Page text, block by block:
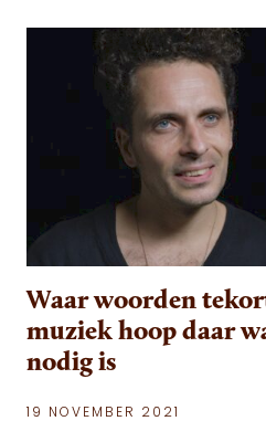
Waar woorden
muziek hoop daar
nodig is
19 NOVEMBER 2021